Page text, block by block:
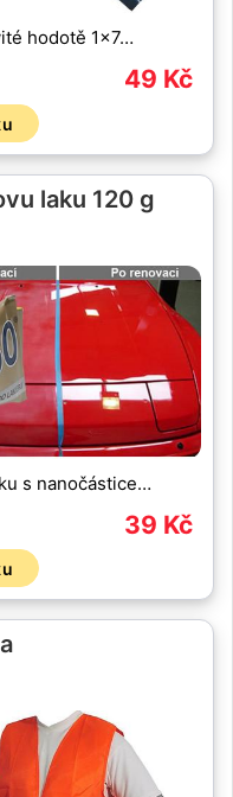
hodotě 1x7…
49 Kč
laku 120 g
s nanočástice…
39 Kč